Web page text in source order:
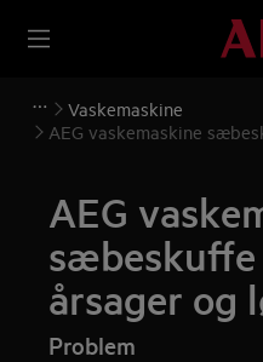
Vaskemaskine
AEG vaskemaskine
AEG
årsager og
Problem